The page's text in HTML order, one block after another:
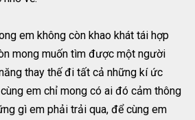
em không còn khao khát tái hợp
mong muốn tìm được một người
thay thế đi tất cả những kí ức
em chỉ mong có ai đó cảm thông
gì em phải trải qua, để cùng em